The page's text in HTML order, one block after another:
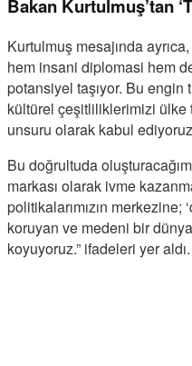
Bakan Kurtulmuş’tan
Kurtulmuş mesajında
hem insani diplomasi hem
potansiyel taşıyor. Bu
kültürel çeşitliliklerimizi ülke
unsuru olarak kabul
Bu doğrultuda
markası olarak ivme
politikalarımızın merkezine;
koruyan ve medeni bir
koyuyoruz.” ifadeleri yer aldı.